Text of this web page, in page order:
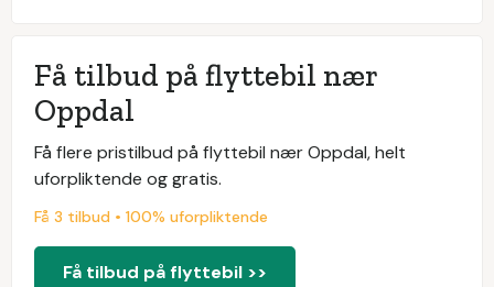
Få tilbud på flyttebil nær
Oppdal
Få flere pristilbud på flyttebil nær Oppdal, helt
uforpliktende og gratis.
Få 3 tilbud • 100% uforpliktende
Få tilbud på flyttebil >>